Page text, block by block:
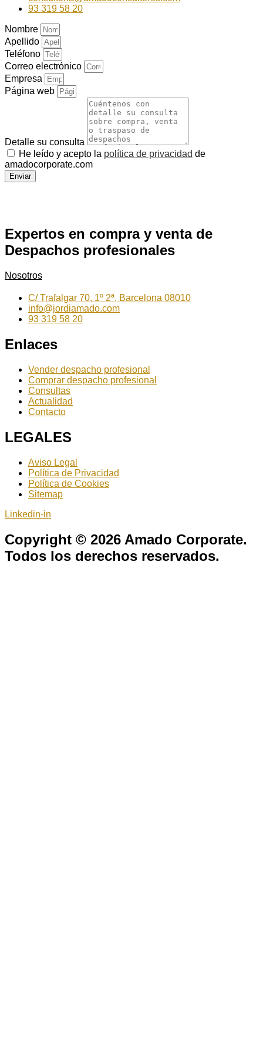
93 319 58 20
Nombre
Apellido
Teléfono
Correo electrónico
Empresa
Página web
Detalle su consulta
He leído y acepto la política de privacidad de
amadocorporate.com
Enviar
Expertos en compra y venta de
Despachos profesionales
Nosotros
C/ Trafalgar 70, 1º 2ª, Barcelona 08010
info@jordiamado.com
93 319 58 20
Enlaces
Vender despacho profesional
Comprar despacho profesional
Consultas
Actualidad
Contacto
LEGALES
Aviso Legal
Política de Privacidad
Política de Cookies
Sitemap
Linkedin-in
Copyright © 2026 Amado Corporate.
Todos los derechos reservados.